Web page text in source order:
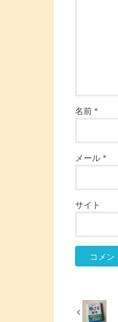
名前 *
メール *
サイト